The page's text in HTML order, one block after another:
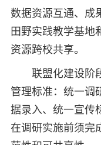
数据资源互通、成
田野实践教学基地
资源跨校共享。
联盟化建设
管理标准：统一调
据录入、统一宣传
在调研实施前须完